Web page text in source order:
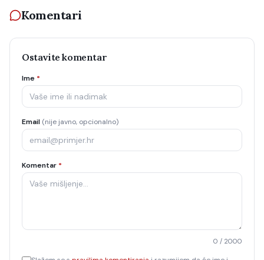
Komentari
Ostavite komentar
Ime *
Email (nije javno, opcionalno)
Komentar *
0 / 2000